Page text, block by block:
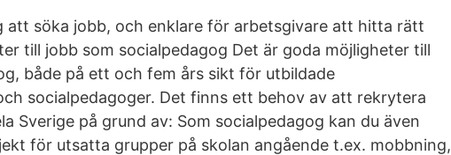
att söka jobb, och enklare för arbetsgivare att hitta rätt
till jobb som socialpedagog Det är goda möjligheter till
både på ett och fem års sikt för utbildade
socialpedagoger. Det finns ett behov av att rekrytera
Sverige på grund av: Som socialpedagog kan du även
för utsatta grupper på skolan angående t.ex. mobbning,